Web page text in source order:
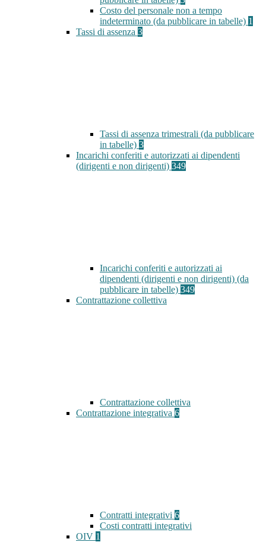
Costo del personale non a tempo
indeterminato (da pubblicare in tabelle) 1
Tassi di assenza 3
Tassi di assenza trimestrali (da pubblicare
in tabelle) 3
Incarichi conferiti e autorizzati ai dipendenti
(dirigenti e non dirigenti) 349
Incarichi conferiti e autorizzati ai
dipendenti (dirigenti e non dirigenti) (da
pubblicare in tabelle) 349
Contrattazione collettiva
Contrattazione collettiva
Contrattazione integrativa 6
Contratti integrativi 6
Costi contratti integrativi
OIV 1